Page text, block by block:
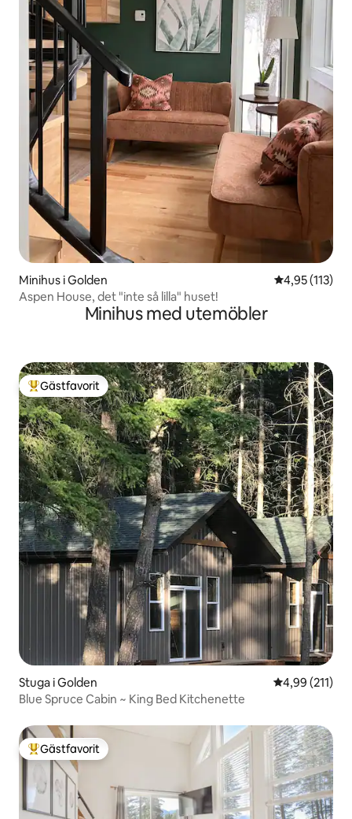
Minihus i Golden 4,95 av 5 i
4,95 (113)
Aspen House, det "inte så lilla" huset!
Minihus med utemöbler
Populär gästfavorit
Gästfavorit
Stuga i Golden 4,99 av 5 i
4,99 (211)
Blue Spruce Cabin ~ King Bed Kitchenette
Populär gästfavorit
Gästfavorit